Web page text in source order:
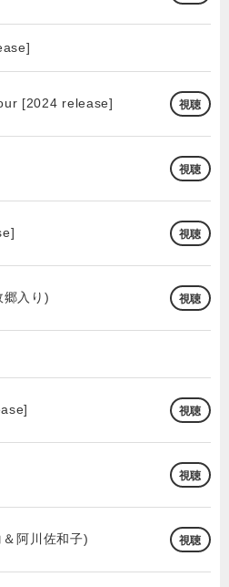
[2024 release] 視聴
視聴
視聴
郷入り) 視聴
視聴
視聴
阿川佐和子) 視聴